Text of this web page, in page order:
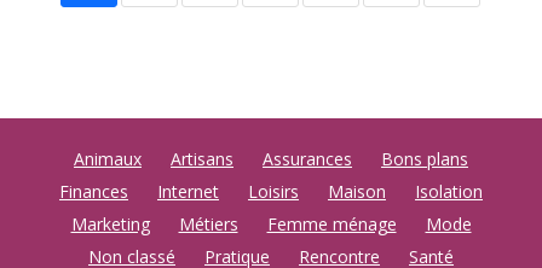
Animaux Artisans Assurances
Bons plans
Finances
Internet Loisirs Maison
Isolation
Marketing
Métiers Femme ménage
Mode
Non classé
Pratique Rencontre Santé